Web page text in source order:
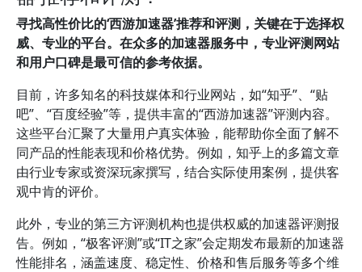
寻找高性价比的‘西游加速器’推荐和评测，关键在于选择权
威、专业的平台。 在众多的加速器服务中，专业评测网站
和用户口碑是最可信的参考依据。
目前，许多知名的科技媒体和行业网站，如“知乎”、“贴
吧”、“百度经验”等，提供丰富的“西游加速器”评测内容。
这些平台汇聚了大量用户真实体验，能帮助你全面了解不
同产品的性能表现和价格优势。例如，知乎上的多篇文章
由行业专家或资深玩家撰写，结合实际使用案例，提供客
观中肯的评价。
此外，专业的第三方评测机构也提供权威的加速器评测报
告。例如，“极客评测”或“IT之家”会定期发布最新的加速器
性能排名，涵盖速度、稳定性、价格和售后服务等多个维